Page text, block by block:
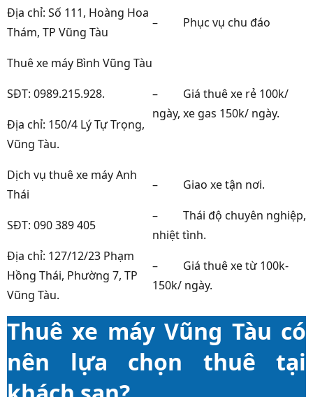
Địa chỉ: Số 111, Hoàng Hoa
Thám, TP Vũng Tàu
–
Phục vụ chu đáo
Thuê xe máy Bình Vũng Tàu
SĐT: 0989.215.928.
Địa chỉ: 150/4 Lý Tự Trọng,
Vũng Tàu.
–
Giá thuê xe rẻ 100k/
ngày, xe gas 150k/ ngày.
Dịch vụ thuê xe máy Anh
Thái
SĐT: 090 389 405
Địa chỉ: 127/12/23 Phạm
Hồng Thái, Phường 7, TP
Vũng Tàu.
–
Giao xe tận nơi.
–
Thái độ chuyên nghiệp,
nhiệt tình.
–
Giá thuê xe từ 100k-
150k/ ngày.
Thuê xe máy Vũng Tàu có
nên lựa chọn thuê tại